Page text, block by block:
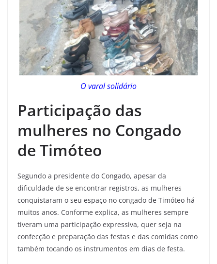
O varal solidário
Participação das
mulheres no Congado
de Timóteo
Segundo a presidente do Congado, apesar da
dificuldade de se encontrar registros, as mulheres
conquistaram o seu espaço no congado de Timóteo há
muitos anos. Conforme explica, as mulheres sempre
tiveram uma participação expressiva, quer seja na
confecção e preparação das festas e das comidas como
também tocando os instrumentos em dias de festa.